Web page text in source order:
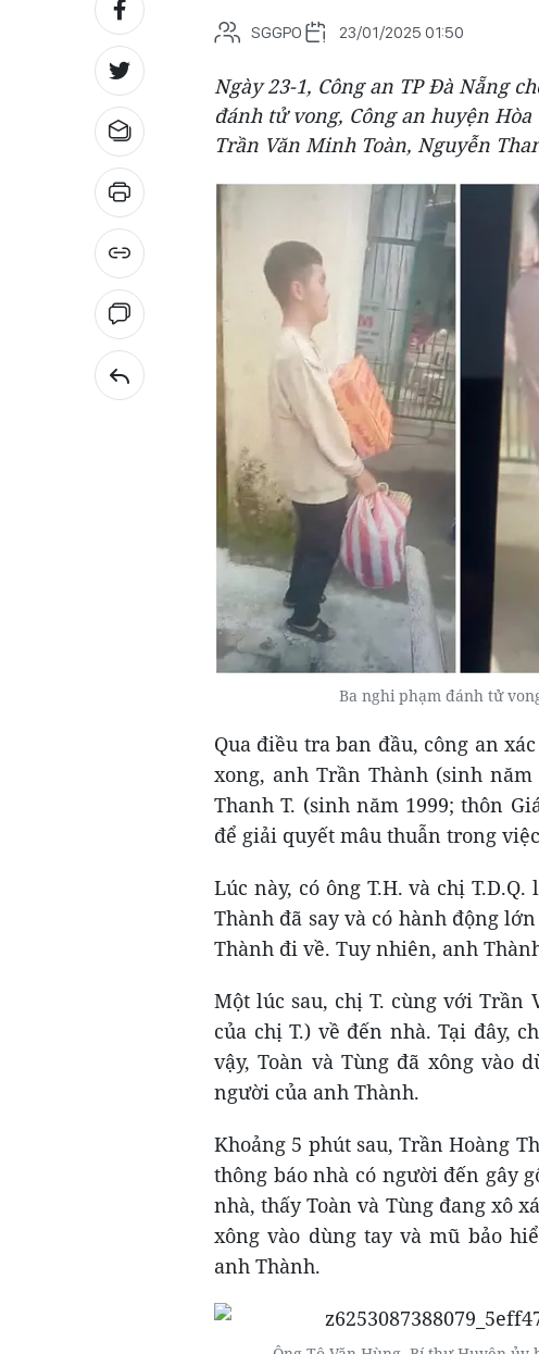
SGGPO 23/01/2025 01:50
Ngày 23-1, Công an TP Đà Nẵng
đánh tử vong, Công an huyện
Trần Văn Minh Toàn, Nguyễn
Ba nghi phạm đánh tử
Qua điều tra ban đầu, công an
xong, anh Trần Thành (sinh
Thanh T. (sinh năm 1999; thôn
để giải quyết mâu thuẫn trong
Lúc này, có ông T.H. và chị
Thành đã say và có hành động
Thành đi về. Tuy nhiên, anh
Một lúc sau, chị T. cùng với Trần
của chị T.) về đến nhà. Tại đây,
vậy, Toàn và Tùng đã xông vào
người của anh Thành.
Khoảng 5 phút sau, Trần Hoàng
thông báo nhà có người đến gây
nhà, thấy Toàn và Tùng đang xô
xông vào dùng tay và mũ bảo
anh Thành.